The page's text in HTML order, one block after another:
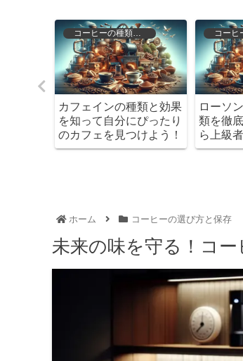
コーヒーの種類と特徴
カフェインの種類と効果
を知って自分にぴったり
のカフェを見つけよう！
ローソ
類を徹
ら上級
とは？
ホーム コーヒーの選び方と保存
未来の味を守る！コ